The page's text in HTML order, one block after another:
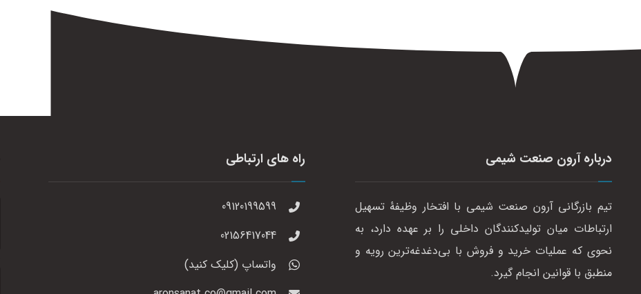
درباره آرون صنعت شیمی
تیم بازرگانی آرون صنعت شیمی با افتخار وظیفهٔ تسهیل
ارتباطات میان تولیدکنندگان داخلی را بر عهده دارد، به
نحوی که عملیات خرید و فروش با بی‌دغدغه‌ترین رویه و
منطبق با قوانین انجام گیرد.
راه های ارتباطی
09120199599
02156417044
واتساپ (کلیک کنید)